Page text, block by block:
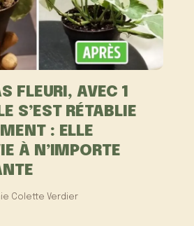
FLEURI, AVEC 1
S’EST RÉTABLIE
: ELLE
À N’IMPORTE
Colette Verdier